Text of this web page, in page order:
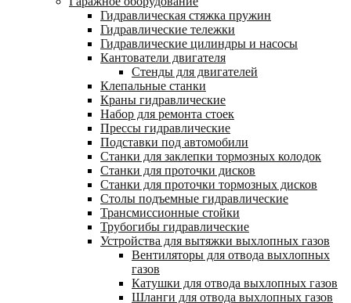
Гидравлическая стяжка пружин
Гидравлические тележки
Гидравлические цилиндры и насосы
Кантователи двигателя
Стенды для двигателей
Клепальные станки
Краны гидравлические
Набор для ремонта стоек
Прессы гидравлические
Подставки под автомобили
Станки для заклепки тормозных колодок
Станки для проточки дисков
Станки для проточки тормозных дисков
Столы подъемные гидравлические
Трансмиссионные стойки
Трубогибы гидравлические
Устройства для вытяжки выхлопных газов
Вентиляторы для отвода выхлопных
газов
Катушки для отвода выхлопных газов
Шланги для отвода выхлопных газов